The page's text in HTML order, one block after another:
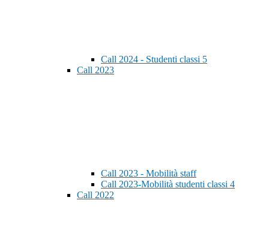
Call 2024 - Studenti classi 5
Call 2023
Call 2023 - Mobilità staff
Call 2023-Mobilità studenti classi 4
Call 2022